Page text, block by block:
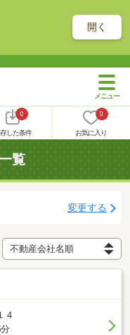
開く
0
した条件
0
お気に入り
覧
変更する
４